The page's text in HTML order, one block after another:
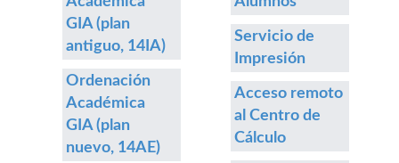
GIA (plan
antiguo, 14IA)
Ordenación
Académica
GIA (plan
nuevo, 14AE)
Servicio de
Impresión
Acceso remoto
al Centro de
Cálculo